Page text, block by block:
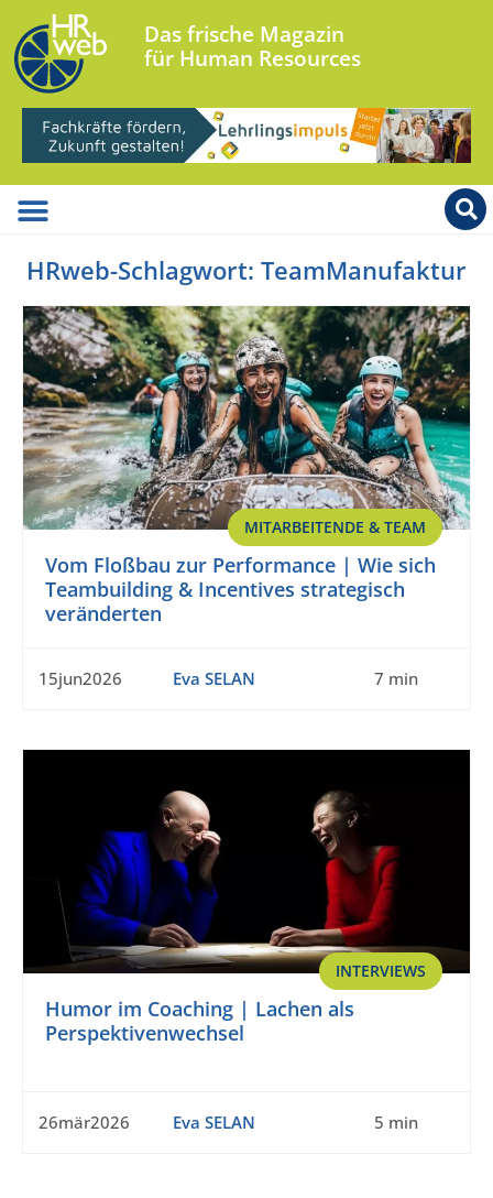
Das frische Magazin
für Human Resources
HRweb-Schlagwort: TeamManufaktur
MITARBEITENDE & TEAM
Vom Floßbau zur Performance | Wie sich
Teambuilding & Incentives strategisch
veränderten
15jun2026 Eva SELAN 7 min
INTERVIEWS
Humor im Coaching | Lachen als
Perspektivenwechsel
26mär2026 Eva SELAN 5 min